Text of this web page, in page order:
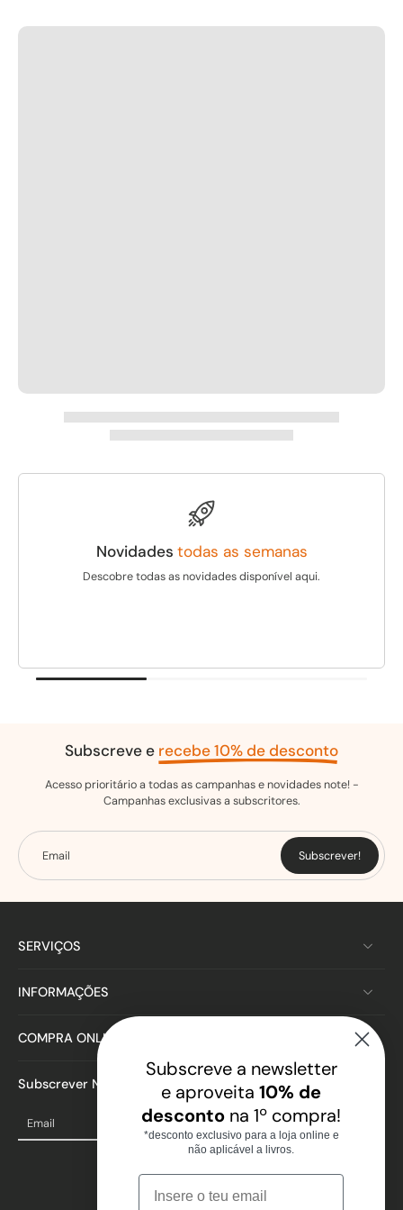
Novidades todas as semanas
Descobre todas as novidades disponível aqui.
Subscreve e recebe 10% de desconto
Acesso prioritário a todas as campanhas e novidades note! -
Campanhas exclusivas a subscritores.
Email Subscrever!
SERVIÇOS
INFORMAÇÕES
COMPRA ONLINE
Subscrever Newsletter
Email
Subscreve a newsletter
e aproveita 10% de
desconto na 1º compra!
*desconto exclusivo para a loja online e
não aplicável a livros.
Email